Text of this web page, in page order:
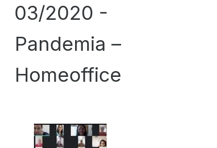
03/2020 -
Pandemia –
Homeoffice